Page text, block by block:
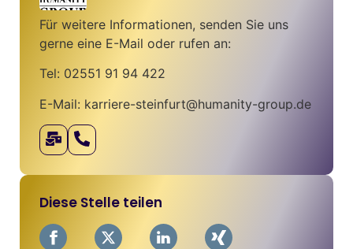
Für weitere Informationen, senden Sie uns
gerne eine E-Mail oder rufen an:
Tel: 02551 91 94 422
E-Mail: karriere-steinfurt@humanity-group.de
Diese Stelle teilen